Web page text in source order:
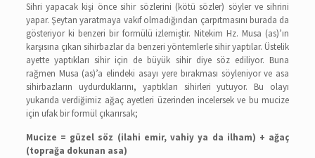
Sihri yapacak kişi önce sihir sözlerini (kötü sözler) söyler ve sihrini
yapar. Şeytan yaratmaya vakıf olmadığından çarpıtmasını burada da
gösteriyor ki benzeri bir formülü izlemiştir. Nitekim Hz. Musa (as)’ın
karşısına çıkan sihirbazlar da benzeri yöntemlerle sihir yaptılar. Üstelik
ayette yaptıkları sihir için de büyük sihir diye söz ediliyor. Buna
rağmen Musa (as)’a elindeki asayı yere bırakması söyleniyor ve asa
sihirbazların uydurduklarını, yaptıkları sihirleri yutuyor. Bu olayı
yukarıda verdiğimiz ağaç ayetleri üzerinden incelersek ve bu mucize
için ufak bir formül çıkarırsak;
Mucize = güzel söz (ilahi emir, vahiy ya da ilham) + ağaç
(toprağa dokunan asa)